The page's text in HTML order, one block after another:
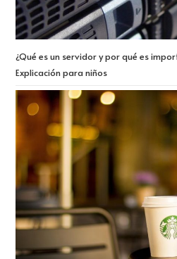
¿Qué es un servidor y por qué es
Explicación para niños